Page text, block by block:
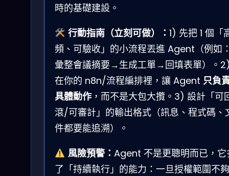
時的基礎建設。
行動指南（立刻可做）： 1) 先把 1 個「
頻、可驗收」的小流程丟進 Agent（例如
彙整會議摘要→生成工單→回填表單）。
在你的 n8n/流程編排裡，讓 Agent 只負
具體動作 ，而不是大包大攬。3) 設計「可
滾/可審計」的輸出格式（訊息、程式碼、
件都要能追溯）。
風險預警： Agent 不是更聰明而已，它
了「持續執行」的能力：一旦授權範圍不夠